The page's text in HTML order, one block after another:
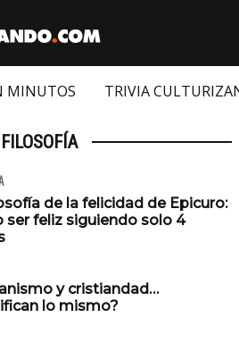
MINUTOS TRIVIA
FILOSOFÍA
de la felicidad de Epicuro:
ser feliz siguiendo solo 4
y cristiandad…
lo mismo?